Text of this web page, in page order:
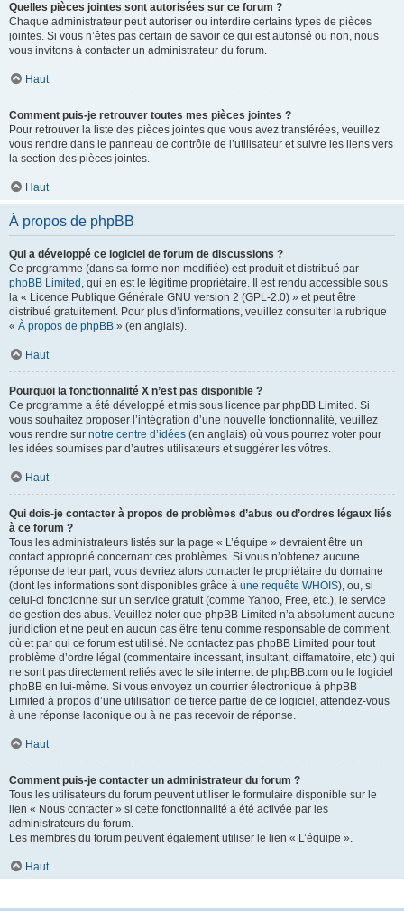
Quelles pièces jointes sont autorisées sur ce forum ?
Chaque administrateur peut autoriser ou interdire certains types de pièces
jointes. Si vous n’êtes pas certain de savoir ce qui est autorisé ou non, nous
vous invitons à contacter un administrateur du forum.
Haut
Comment puis-je retrouver toutes mes pièces jointes ?
Pour retrouver la liste des pièces jointes que vous avez transférées, veuillez
vous rendre dans le panneau de contrôle de l’utilisateur et suivre les liens vers
la section des pièces jointes.
Haut
À propos de phpBB
Qui a développé ce logiciel de forum de discussions ?
Ce programme (dans sa forme non modifiée) est produit et distribué par
phpBB Limited , qui en est le légitime propriétaire. Il est rendu accessible sous
la « Licence Publique Générale GNU version 2 (GPL-2.0) » et peut être
distribué gratuitement. Pour plus d’informations, veuillez consulter la rubrique
« À propos de phpBB » (en anglais).
Haut
Pourquoi la fonctionnalité X n’est pas disponible ?
Ce programme a été développé et mis sous licence par phpBB Limited. Si
vous souhaitez proposer l’intégration d’une nouvelle fonctionnalité, veuillez
vous rendre sur notre centre d’idées (en anglais) où vous pourrez voter pour
les idées soumises par d’autres utilisateurs et suggérer les vôtres.
Haut
Qui dois-je contacter à propos de problèmes d’abus ou d’ordres légaux liés
à ce forum ?
Tous les administrateurs listés sur la page « L’équipe » devraient être un
contact approprié concernant ces problèmes. Si vous n’obtenez aucune
réponse de leur part, vous devriez alors contacter le propriétaire du domaine
(dont les informations sont disponibles grâce à une requête WHOIS), ou, si
celui-ci fonctionne sur un service gratuit (comme Yahoo, Free, etc.), le service
de gestion des abus. Veuillez noter que phpBB Limited n’a absolument aucune
juridiction et ne peut en aucun cas être tenu comme responsable de comment,
où et par qui ce forum est utilisé. Ne contactez pas phpBB Limited pour tout
problème d’ordre légal (commentaire incessant, insultant, diffamatoire, etc.) qui
ne sont pas directement reliés avec le site internet de phpBB.com ou le logiciel
phpBB en lui-même. Si vous envoyez un courrier électronique à phpBB
Limited à propos d’une utilisation de tierce partie de ce logiciel, attendez-vous
à une réponse laconique ou à ne pas recevoir de réponse.
Haut
Comment puis-je contacter un administrateur du forum ?
Tous les utilisateurs du forum peuvent utiliser le formulaire disponible sur le
lien « Nous contacter » si cette fonctionnalité a été activée par les
administrateurs du forum.
Les membres du forum peuvent également utiliser le lien « L’équipe ».
Haut